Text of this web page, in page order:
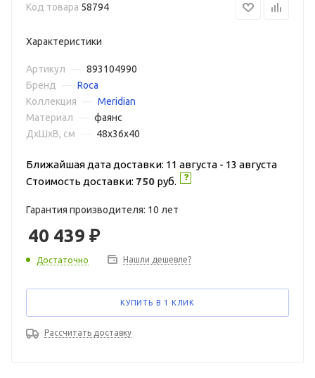
Код товара 58794
Характеристики
Артикул
893104990
Бренд
Roca
Коллекция
Meridian
Материал
фаянс
ДxШxВ, см
48x36x40
Ближайшая дата доставки: 11 августа - 13 августа
Стоимость доставки: 750 руб.
Гарантия производителя: 10 лет
40 439 ₽
Достаточно Нашли дешевле?
КУПИТЬ В 1 КЛИК
Рассчитать доставку